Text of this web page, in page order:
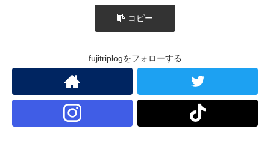
コピー
fujitriplogをフォローする